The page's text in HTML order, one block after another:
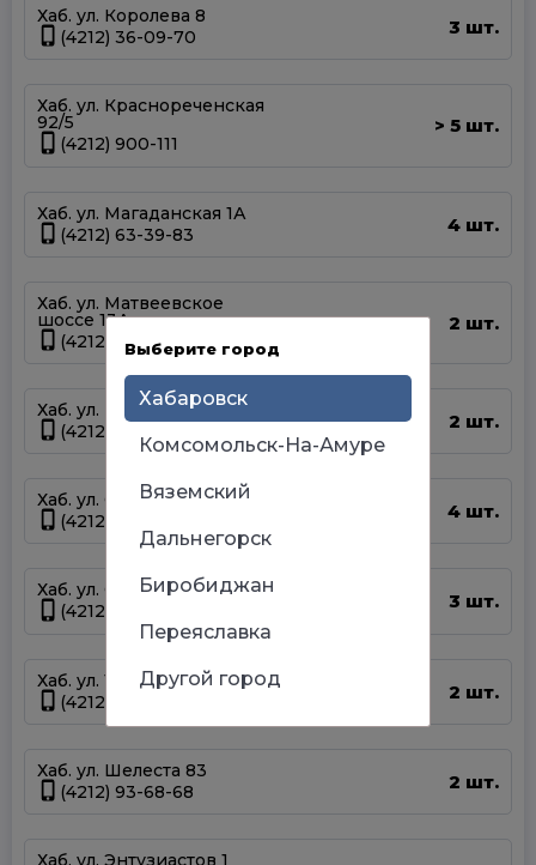
Хаб. ул. Королева 8
(4212) 36-09-70
3 шт.
Хаб. ул. Краснореченская
92/5
(4212) 900-111
> 5 шт.
Хаб. ул. Магаданская 1А
(4212) 63-39-83
4 шт.
Хаб. ул. Матвеевское
шоссе 13А
(4212) 69-93-93
2 шт.
Хаб. ул. Панфиловцев 14Б
(4212) 63-22-47
2 шт.
Хаб. ул. Серышева 34
(4212) 47-44-66
4 шт.
Хаб. ул. Суворова 45
(4212) 50-67-37
3 шт.
Хаб. ул. Тихоокеанская 170
(4212) 67-13-31
2 шт.
Хаб. ул. Шелеста 83
(4212) 93-68-68
2 шт.
Хаб. ул. Энтузиастов 1
Выберите город
Хабаровск
Комсомольск-На-Амуре
Вяземский
Дальнегорск
Биробиджан
Переяславка
Другой город